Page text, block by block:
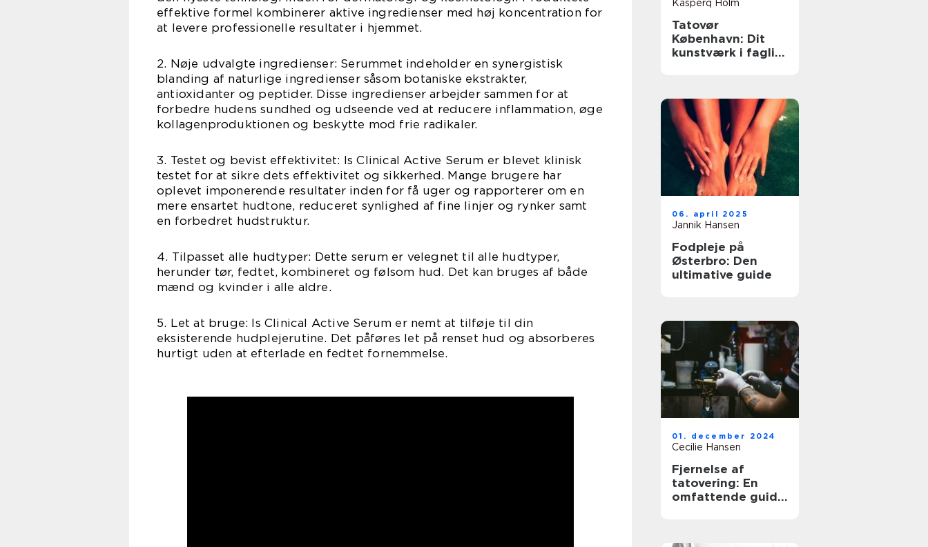
effektive formel kombinerer aktive ingredienser med høj koncentration for
at levere professionelle resultater i hjemmet.
2. Nøje udvalgte ingredienser: Serummet indeholder en synergistisk
blanding af naturlige ingredienser såsom botaniske ekstrakter,
antioxidanter og peptider. Disse ingredienser arbejder sammen for at
forbedre hudens sundhed og udseende ved at reducere inflammation, øge
kollagenproduktionen og beskytte mod frie radikaler.
3. Testet og bevist effektivitet: Is Clinical Active Serum er blevet klinisk
testet for at sikre dets effektivitet og sikkerhed. Mange brugere har
oplevet imponerende resultater inden for få uger og rapporterer om en
mere ensartet hudtone, reduceret synlighed af fine linjer og rynker samt
en forbedret hudstruktur.
4. Tilpasset alle hudtyper: Dette serum er velegnet til alle hudtyper,
herunder tør, fedtet, kombineret og følsom hud. Det kan bruges af både
mænd og kvinder i alle aldre.
5. Let at bruge: Is Clinical Active Serum er nemt at tilføje til din
eksisterende hudplejerutine. Det påføres let på renset hud og absorberes
hurtigt uden at efterlade en fedtet fornemmelse.
Kasperq Holm
Tatovør
København: Dit
kunstværk i faglig
06. april 2025
Jannik Hansen
Fodpleje på
Østerbro: Den
ultimative guide
01. december 2024
Cecilie Hansen
Fjernelse af
tatovering: En
omfattende guide